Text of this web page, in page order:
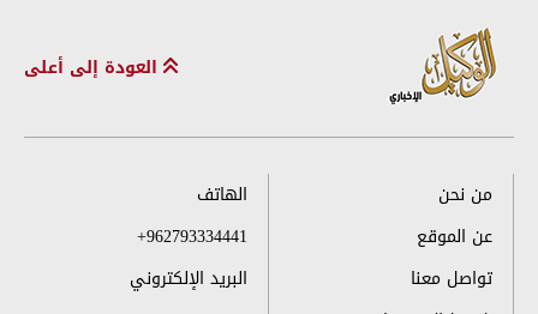
العودة إلى أعلى
من نحن
عن الموقع
تواصل معنا
الهاتف
+962793334441
البريد الإلكتروني